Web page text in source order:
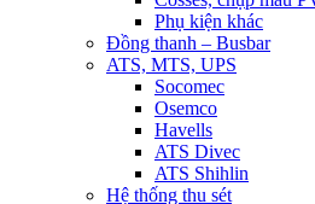
Phụ kiện khác
Đồng thanh – Busbar
ATS, MTS, UPS
Socomec
Osemco
Havells
ATS Divec
ATS Shihlin
Hệ thống thu sét